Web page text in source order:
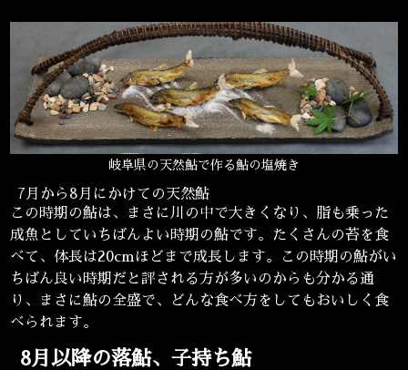
岐阜県の天然鮎で作る鮎の塩焼き
7月から8月にかけての天然鮎
この時期の鮎は、まさに川の中で大きくなり、脂も乗った
成魚としていちばんよい時期の鮎です。たくさんの苔を食
べて、体長は20cmほどまで成長します。この時期の鮎がい
ちばん良い時期だと評される方が多いのからも分かる通
り、まさに鮎の全盛で、どんな食べ方をしてもおいしく食
べられます。
8月以降の落鮎、子持ち鮎